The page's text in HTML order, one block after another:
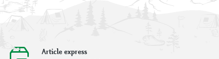
Article express